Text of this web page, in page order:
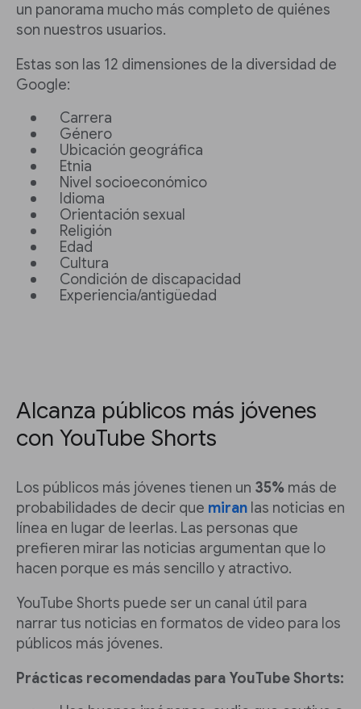
un panorama mucho más completo de quiénes
son nuestros usuarios.
Estas son las 12 dimensiones de la diversidad de
Google:
Carrera
Género
Ubicación geográfica
Etnia
Nivel socioeconómico
Idioma
Orientación sexual
Religión
Edad
Cultura
Condición de discapacidad
Experiencia/antigüedad
Alcanza públicos más jóvenes
con YouTube Shorts
Los públicos más jóvenes tienen un 35% más de
probabilidades de decir que miran las noticias en
línea en lugar de leerlas. Las personas que
prefieren mirar las noticias argumentan que lo
hacen porque es más sencillo y atractivo.
YouTube Shorts puede ser un canal útil para
narrar tus noticias en formatos de video para los
públicos más jóvenes.
Prácticas recomendadas para YouTube Shorts: